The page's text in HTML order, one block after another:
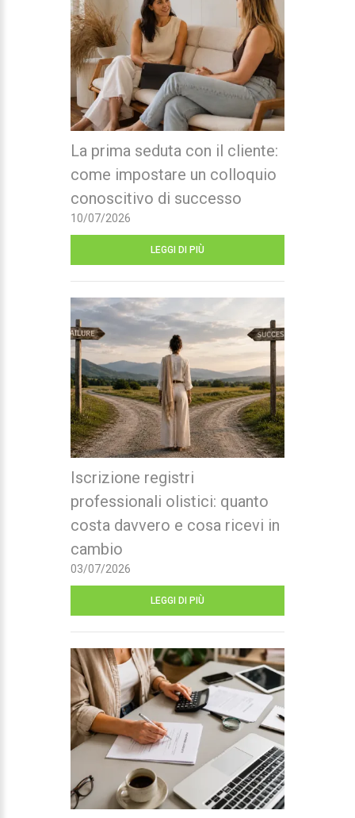
La prima seduta con il cliente:
come impostare un colloquio
conoscitivo di successo
10/07/2026
LEGGI DI PIÙ
Iscrizione registri
professionali olistici: quanto
costa davvero e cosa ricevi in
cambio
03/07/2026
LEGGI DI PIÙ